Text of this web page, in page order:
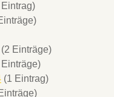
Eintrag)
(2 Einträge)
Einträge)
(1 Eintrag)